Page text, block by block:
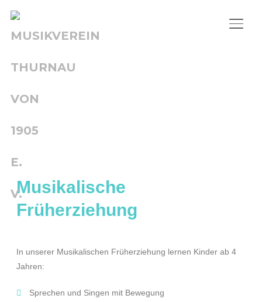
Musikalische
Früherziehung
In unserer Musikalischen Früherziehung lernen Kinder ab 4
Jahren:
Sprechen und Singen mit Bewegung